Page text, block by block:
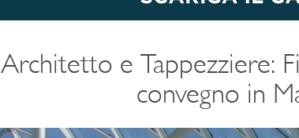
Architetto e Tappezziere:
convegno in